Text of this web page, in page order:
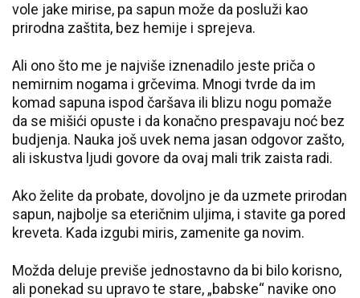
vole jake mirise, pa sapun može da posluži kao
prirodna zaštita, bez hemije i sprejeva.
Ali ono što me je najviše iznenadilo jeste priča o
nemirnim nogama i grčevima. Mnogi tvrde da im
komad sapuna ispod čaršava ili blizu nogu pomaže
da se mišići opuste i da konačno prespavaju noć bez
budjenja. Nauka još uvek nema jasan odgovor zašto,
ali iskustva ljudi govore da ovaj mali trik zaista radi.
Ako želite da probate, dovoljno je da uzmete prirodan
sapun, najbolje sa eteričnim uljima, i stavite ga pored
kreveta. Kada izgubi miris, zamenite ga novim.
Možda deluje previše jednostavno da bi bilo korisno,
ali ponekad su upravo te stare, „babske“ navike ono